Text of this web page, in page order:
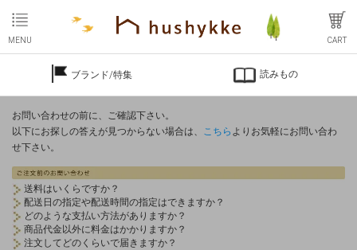
MENU CART
ブランド/特集 読みもの
お問い合わせの前に、ご確認下さい。
以下にお探しの答えが見つからない場合は、 こちら よりお気軽にお問い合わ
せ下さい。
送料はいくらですか？
配送日の指定や配送時間の指定はできますか？
どのような支払い方法がありますか？
商品代金以外に料金はかかりますか？
注文してどのくらいで届きますか？